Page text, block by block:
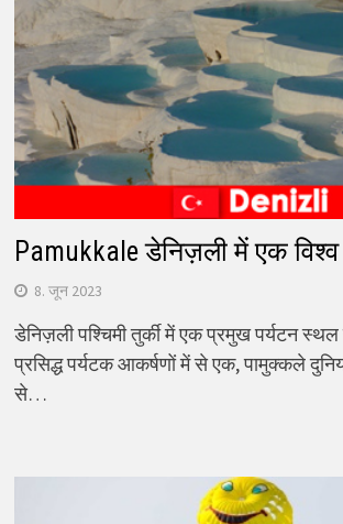
Pamukkale डेनिज़ली में एक
8. जून 2023
डेनिज़ली पश्चिमी तुर्की में एक प्रमुख पर्यटन
प्रसिद्ध पर्यटक आकर्षणों में से एक, पामुक्कले
से…